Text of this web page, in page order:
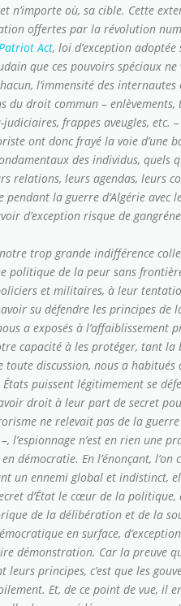
n’importe où, sa cible. Cette
offertes par la révolution
Act, loi d’exception
que ces pouvoirs spéciaux
l’immensité des internautes
du droit commun –
frappes aveugles, etc.
ont donc frayé la voie d’une
des individus, quels
relations, leurs agendas, leurs
pendant la guerre d’Algérie avec
d’exception risque de
trop grande indifférence
politique de la peur sans
et militaires, à leur
su défendre les principes
a exposés à l’affaiblissement
capacité à les protéger, tant
discussion, nous a habitués
puissent légitimement se
droit à leur part de secret
ne relevait pas de la
l’espionnage n’est en rien une
démocratie. En l’énonçant,
un ennemi global et indistinct,
d’État le cœur de la
de la délibération et de la
en surface,
démonstration. Car la preuve
principes, c’est que les
Et, de ce point de vue, il